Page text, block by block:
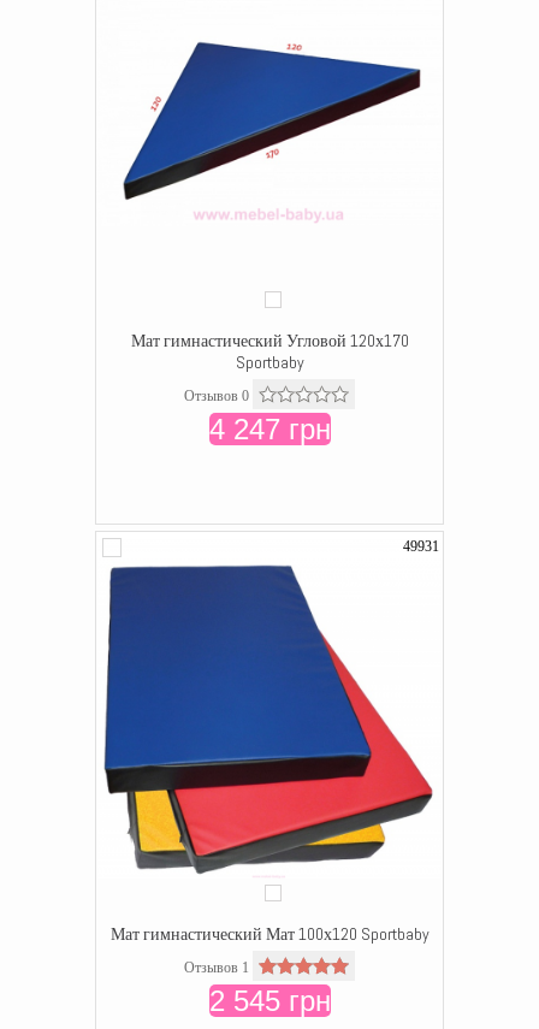
Мат гимнастический Угловой 120х170
Sportbaby
Отзывов 0
4 247 грн
49931
Мат гимнастический Мат 100х120 Sportbaby
Отзывов 1
2 545 грн